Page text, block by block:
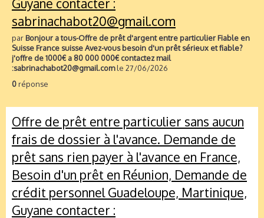
Guyane contacter :
sabrinachabot20@gmail.com
parBonjour a tous-Offre de prêt d'argent entre particulier Fiable en
Suisse France suisse Avez-vous besoin d'un prêt sérieux et fiable?
j'offre de 1000€ a 80 000 000€ contactez mail
:sabrinachabot20@gmail.comle 27/06/2026
0réponse
Offre de prêt entre particulier sans aucun
frais de dossier à l'avance. Demande de
prêt sans rien payer à l'avance en France,
Besoin d'un prêt en Réunion, Demande de
crédit personnel Guadeloupe, Martinique,
Guyane contacter :